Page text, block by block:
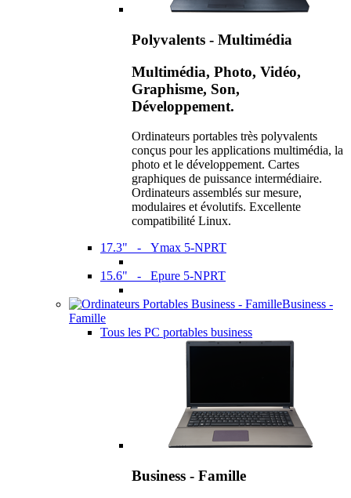
Polyvalents - Multimédia
Multimédia, Photo, Vidéo,
Graphisme, Son,
Développement.
Ordinateurs portables très polyvalents
conçus pour les applications multimédia, la
photo et le développement. Cartes
graphiques de puissance intermédiaire.
Ordinateurs assemblés sur mesure,
modulaires et évolutifs. Excellente
compatibilité Linux.
17.3" - Ymax 5-NPRT
15.6" - Epure 5-NPRT
Business -
Famille
Tous les PC portables business
Business - Famille